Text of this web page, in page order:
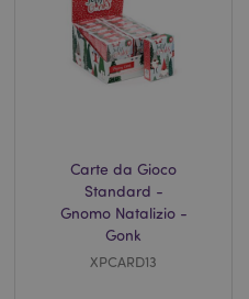
Carte da Gioco
Standard -
Gnomo Natalizio -
Gonk
XPCARD13